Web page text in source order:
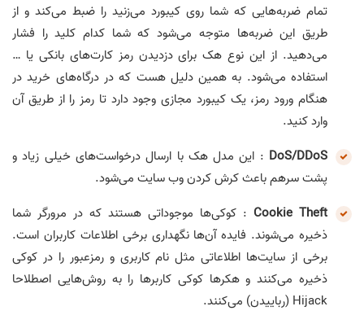
تمام ضربه‌هایی که شما روی کیبورد می‌زنید را ضبط می‌کند و از
طریق این ضربه‌ها متوجه می‌شود که شما کدام کلید را فشار
می‌دهید. از این نوع هک برای دزدیدن رمز کارت‌های بانکی یا …
استفاده می‌شود. به همین دلیل هست که در درگاه‌های خرید در
هنگام ورود رمز، یک کیبورد مجازی وجود دارد تا رمز را از طریق آن
وارد کنید.
‌DoS/DDoS : این مدل هک با ارسال درخواست‌های خیلی زیاد و
پشت سرهم باعث کرش کردن وب سایت می‌شود.
Cookie Theft : کوکی‌ها موجوداتی هستند که در مرورگر شما
ذخیره می‌شوند. فایده آن‌ها نگهداری برخی اطلاعات کاربران است.
برخی از سایت‌ها اطلاعاتی مثل نام کاربری و رمزعبور را در کوکی
ذخیره می‌کنند و هکرها کوکی کاربرها را به روش‌هایی اصطلاحا
Hijack (رباییدن) می‌کنند.